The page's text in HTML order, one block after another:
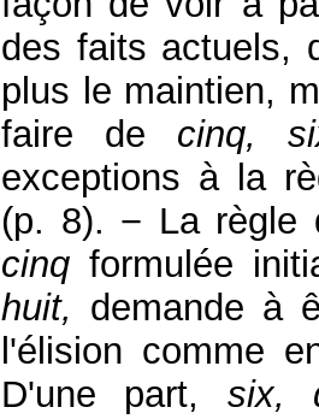
des faits actuels,
plus le maintien,
faire de cinq,
exceptions à la
(p. 8). − La règle
cinq formulée
huit, demande à
l'élision comme
D'une part, six,